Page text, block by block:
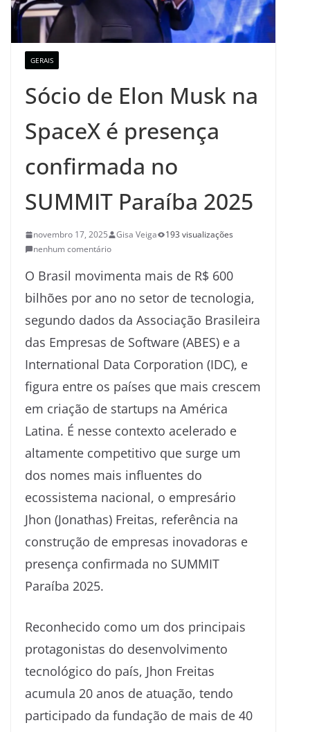
GERAIS
Sócio de Elon Musk na
SpaceX é presença
confirmada no
SUMMIT Paraíba 2025
novembro 17, 2025 Gisa Veiga
193 visualizações
nenhum comentário
O Brasil movimenta mais de R$ 600
bilhões por ano no setor de tecnologia,
segundo dados da Associação Brasileira
das Empresas de Software (ABES) e a
International Data Corporation (IDC), e
figura entre os países que mais crescem
em criação de startups na América
Latina. É nesse contexto acelerado e
altamente competitivo que surge um
dos nomes mais influentes do
ecossistema nacional, o empresário
Jhon (Jonathas) Freitas, referência na
construção de empresas inovadoras e
presença confirmada no SUMMIT
Paraíba 2025.
Reconhecido como um dos principais
protagonistas do desenvolvimento
tecnológico do país, Jhon Freitas
acumula 20 anos de atuação, tendo
participado da fundação de mais de 40